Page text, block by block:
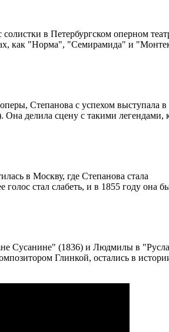
в Петербургском оперном
как "Норма", "Семирамида" и
Степанова с успехом выступала в
делила сцену с такими легендами,
в Москву, где Степанова стала
стал слабеть, и в 1855 году она
Сусанине" (1836) и Людмилы в
Глинкой, остались в